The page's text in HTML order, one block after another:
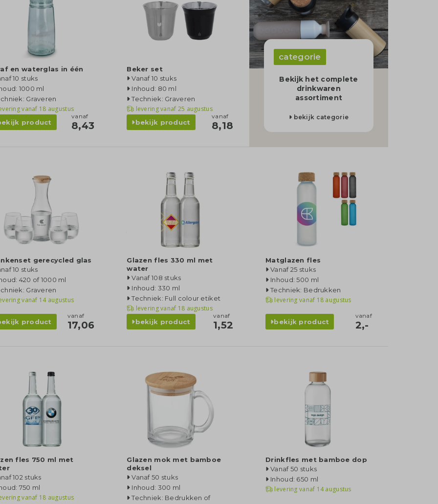
en waterglas in één
10 stuks
1000 ml
Graveren
vanaf 18 augustus
product
vanaf
8,43
Beker set
Vanaf 10 stuks
Inhoud: 80 ml
Techniek: Graveren
levering vanaf 25 augustus
bekijk product
vanaf
8,18
categorie
Bekijk het complete
drinkwaren
assortiment
bekijk categorie
gerecycled glas
10 stuks
420 of 1000 ml
Graveren
vanaf 14 augustus
product
vanaf
17,06
Glazen fles 330 ml met
water
Vanaf 108 stuks
Inhoud: 330 ml
Techniek: Full colour etiket
levering vanaf 18 augustus
bekijk product
vanaf
1,52
Matglazen fles
Vanaf 25 stuks
Inhoud: 500 ml
Techniek: Bedrukken
levering vanaf 18 augustus
bekijk product
vanaf
2,-
fles 750 ml met
102 stuks
750 ml
vanaf 18 augustus
Glazen mok met bamboe
deksel
Vanaf 50 stuks
Inhoud: 300 ml
Techniek: Bedrukken of
Drinkfles met bamboe dop
Vanaf 50 stuks
Inhoud: 650 ml
levering vanaf 14 augustus